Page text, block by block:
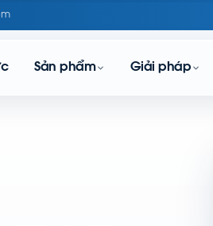
Sản phẩm Giải pháp